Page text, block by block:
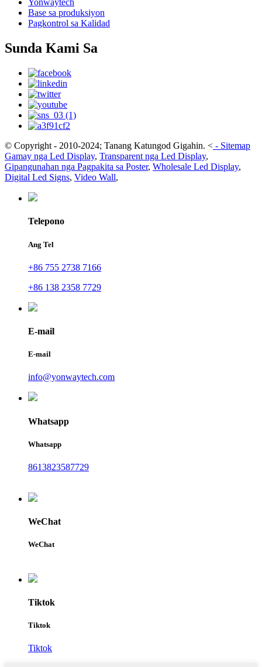
Yonwaytech
Base sa produksiyon
Pagkontrol sa Kalidad
Sunda Kami Sa
© Copyright - 2010-2024; Tanang Katungod Gigahin. < - Sitemap
Gamay nga Led Display, Transparent nga Led Display,
Gipangunahan nga Pagpakita sa Poster, Wholesale Led Display,
Digital Led Signs, Video Wall,
Telepono
Ang Tel
+86 755 2738 7166
+86 138 2358 7729
E-mail
E-mail
info@yonwaytech.com
Whatsapp
Whatsapp
8613823587729
WeChat
WeChat
Tiktok
Tiktok
Tiktok